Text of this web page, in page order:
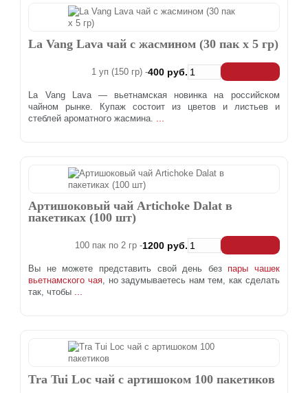
La Vang Lava чай с жасмином (30 пак х 5 гр)
1 уп (150 гр) -400 руб.
La Vang Lava — вьетнамская новинка на российском
чайном рынке. Купаж состоит из цветов и листьев и
стеблей ароматного жасмина.
Артишоковый чай Artichoke Dalat в
пакетиках (100 шт)
100 пак по 2 гр -1200 руб.
Вы не можете представить свой день без пары чашек
вьетнамского чая, но задумываетесь нам тем, как сделать
так, чтобы
Tra Tui Loc чай с артишоком 100 пакетиков